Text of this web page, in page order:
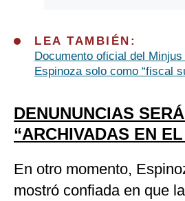
LEA TAMBIÉN:
Documento oficial del
Espinoza solo como “fiscal
DENUNUNCIAS
“ARCHIVADAS EN
En otro momento,
mostró confiada en que